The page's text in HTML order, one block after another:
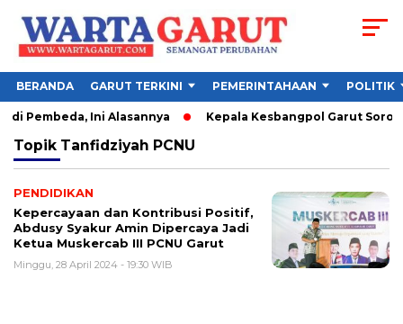
BERANDA GARUT TERKINI PEMERINTAHAAN POLITIK
Pembeda, Ini Alasannya Kepala Kesbangpol Garut Soroti
Topik Tanfidziyah PCNU
PENDIDIKAN
Kepercayaan dan Kontribusi Positif,
Abdusy Syakur Amin Dipercaya Jadi
Ketua Muskercab III PCNU Garut
Minggu, 28 April 2024 - 19:30 WIB